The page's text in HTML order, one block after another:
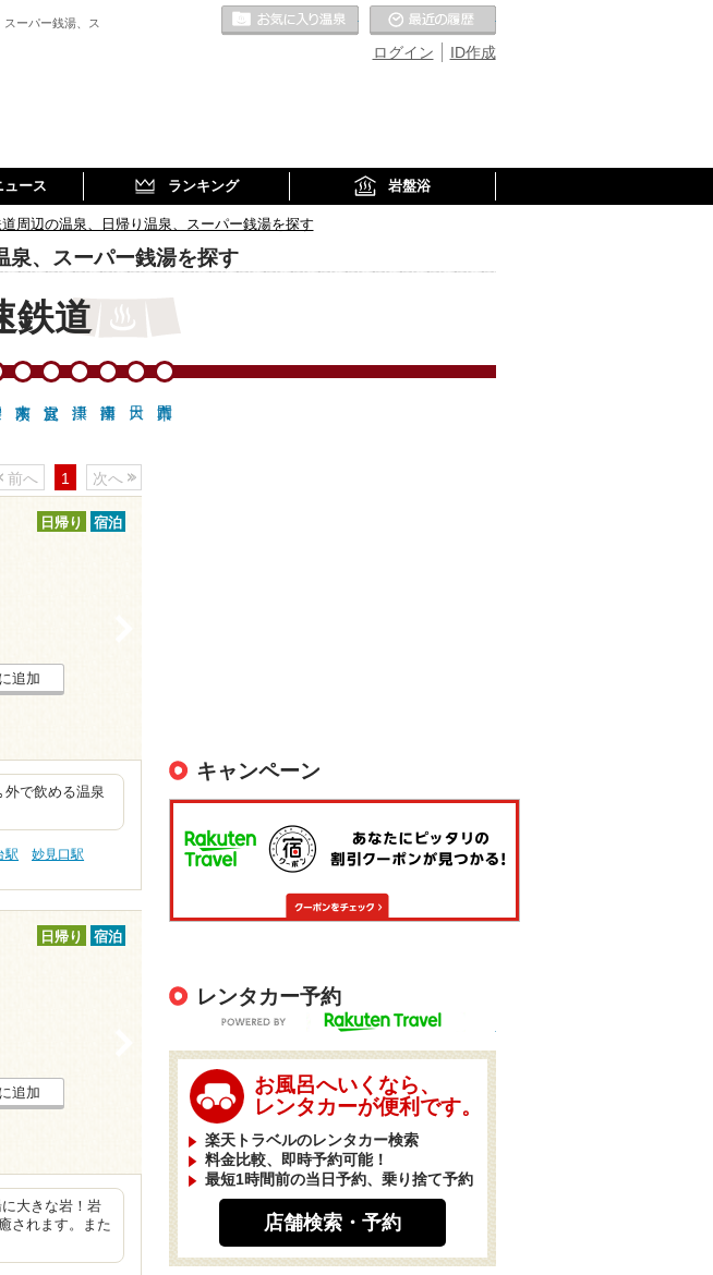
ーパー銭湯、ス
ID作成
ログイン
お気に入りの温泉
ュース ランキング 岩盤浴
周辺の温泉、日帰り温泉、スーパー銭湯を探す
泉、スーパー銭湯を探す
鉄道
前へ 1 次へ
日帰り 宿泊
追加
外で飲める温泉
駅
妙見口駅
日帰り 宿泊
追加
大きな岩！岩
されます。また
キャンペーン
レンタカー予約
お風呂へいくなら、
レンタカーが便利です。
楽天トラベルのレンタカー検索
料金比較、即時予約可能！
最短1時間前の当日予約、乗り捨て予約
店舗検索・予約